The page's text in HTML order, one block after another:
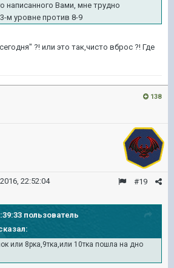
написанного Вами, мне трудно
м уровне против 8-9
?! или это так,чисто вброс ?! Где
138
#19
22:52:04
пользователь
или 8рка,9тка,или 10тка пошла на дно